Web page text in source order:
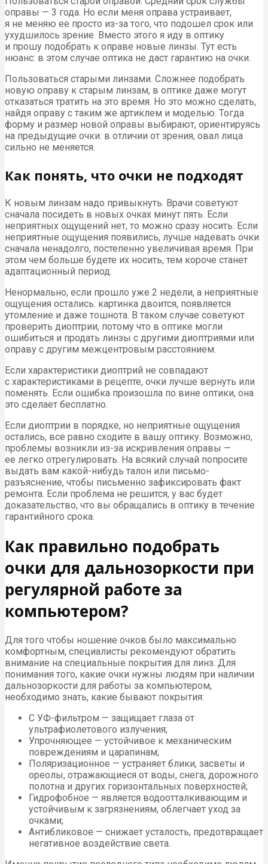
оправы — 3 года. Но если меня оправа устраивает,
я не меняю ее просто из-за того, что подошел срок или
ухудшилось зрение. Вместо этого я иду в оптику
и прошу подобрать к оправе новые линзы. Тут есть
нюанс: в этом случае оптика не даст гарантию на очки.
Пользоваться старыми линзами. Сложнее подобрать
новую оправу к старым линзам, в оптике даже могут
отказаться тратить на это время. Но это можно сделать,
найдя оправу с таким же артиклем и моделью. Тогда
форму и размер новой оправы выбирают, ориентируясь
на предыдущие очки: в отличии от зрения, овал лица
сильно не меняется.
Как понять, что очки не подходят
К новым линзам надо привыкнуть. Врачи советуют
сначала посидеть в новых очках минут пять. Если
неприятных ощущений нет, то можно сразу носить. Если
неприятные ощущения появились, лучше надевать очки
сначала ненадолго, постепенно увеличивая время. При
этом чем больше будете их носить, тем короче станет
адаптационный период.
Ненормально, если прошло уже 2 недели, а неприятные
ощущения остались: картинка двоится, появляется
утомление и даже тошнота. В таком случае советуют
проверить диоптрии, потому что в оптике могли
ошибиться и продать линзы с другими диоптриями или
оправу с другим межцентровым расстоянием.
Если характеристики диоптрий не совпадают
с характеристиками в рецепте, очки лучше вернуть или
поменять. Если ошибка произошла по вине оптики, она
это сделает бесплатно.
Если диоптрии в порядке, но неприятные ощущения
остались, все равно сходите в вашу оптику. Возможно,
проблемы возникли из-за искривления оправы —
ее легко отрегулировать. На всякий случай попросите
выдать вам какой-нибудь талон или письмо-
разъяснение, чтобы письменно зафиксировать факт
ремонта. Если проблема не решится, у вас будет
доказательство, что вы обращались в оптику в течение
гарантийного срока.
Как правильно подобрать
очки для дальнозоркости при
регулярной работе за
компьютером?
Для того чтобы ношение очков было максимально
комфортным, специалисты рекомендуют обратить
внимание на специальные покрытия для линз. Для
понимания того, какие очки нужны людям при наличии
дальнозоркости для работы за компьютером,
необходимо знать, какие бывают покрытия:
С УФ-фильтром — защищает глаза от
ультрафиолетового излучения;
Упрочняющее — устойчивое к механическим
повреждениям и царапинам;
Поляризационное — устраняет блики, засветы и
ореолы, отражающиеся от воды, снега, дорожного
полотна и других горизонтальных поверхностей;
Гидрофобное — является водоотталкивающим и
устойчивым к загрязнениям, облегчает уход за
очками;
Антибликовое — снижает усталость, предотвращает
негативное воздействие света.